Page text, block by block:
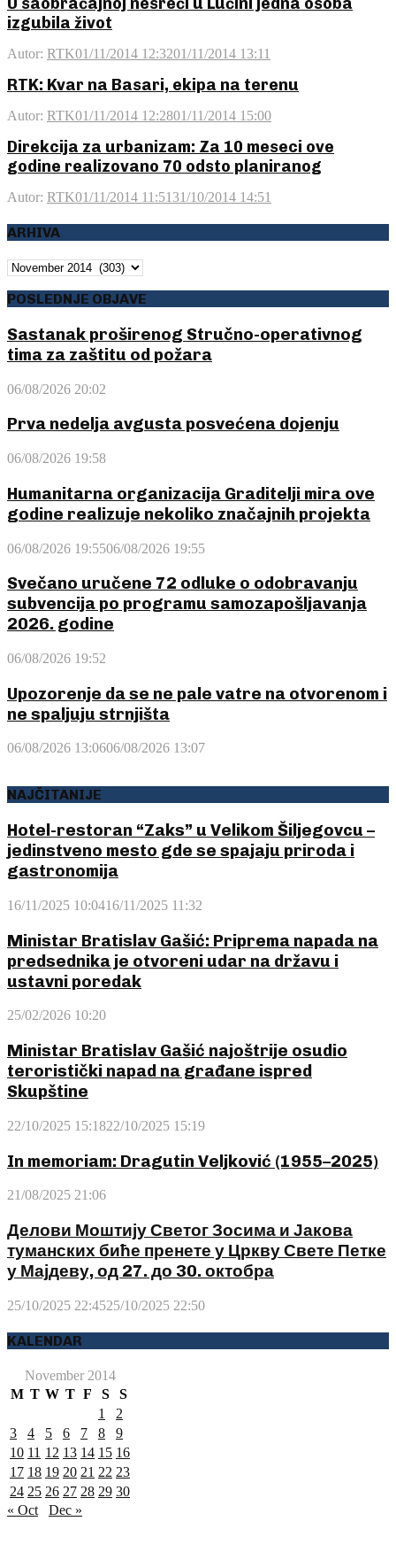
izgubila život
Autor: RTK01/11/2014 12:3201/11/2014 13:11
RTK: Kvar na Basari, ekipa na terenu
Autor: RTK01/11/2014 12:2801/11/2014 15:00
Direkcija za urbanizam: Za 10 meseci ove
godine realizovano 70 odsto planiranog
Autor: RTK01/11/2014 11:51 31/10/2014 14:51
ARHIVA
ARHIVA
POSLEDNJE OBJAVE
Sastanak proširenog Stručno-operativnog
tima za zaštitu od požara
06/08/2026 20:02
Prva nedelja avgusta posvećena dojenju
06/08/2026 19:58
Humanitarna organizacija Graditelji mira ove
godine realizuje nekoliko značajnih projekta
06/08/2026 19:5506/08/2026 19:55
Svečano uručene 72 odluke o odobravanju
subvencija po programu samozapošljavanja
2026. godine
06/08/2026 19:52
Upozorenje da se ne pale vatre na otvorenom i
ne spaljuju strnjišta
06/08/2026 13:0606/08/2026 13:07
NAJČITANIJE
Hotel-restoran “Zaks” u Velikom Šiljegovcu –
jedinstveno mesto gde se spajaju priroda i
gastronomija
16/11/2025 10:0416/11/2025 11:32
Ministar Bratislav Gašić: Priprema napada na
predsednika je otvoreni udar na državu i
ustavni poredak
25/02/2026 10:20
Ministar Bratislav Gašić najoštrije osudio
teroristički napad na građane ispred
Skupštine
22/10/2025 15:1822/10/2025 15:19
In memoriam: Dragutin Veljković (1955–2025)
21/08/2025 21:06
Делови Моштију Светог Зосима и Јакова
туманских биће пренете у Цркву Свете Петке
у Мајдеву, од 27. до 30. октобра
25/10/2025 22:4525/10/2025 22:50
KALENDAR
November 2014
M T W T F S
S
1
2
3
4 5 6 7 8
9
10 11 12 13 14 15 16
17 18 19 20 21 22 23
24 25 26 27 28 29 30
« Oct
Dec »